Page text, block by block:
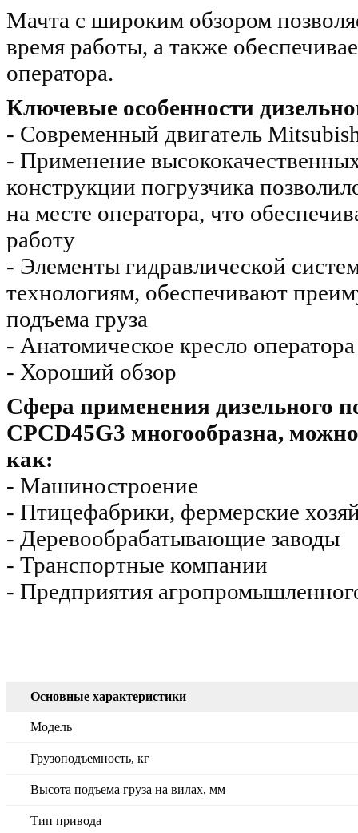
Мачта с широким обзором
время работы, а также
оператора.
Ключевые особенности
- Современный двигатель
- Применение
конструкции погрузчика
на месте оператора, что
работу
- Элементы гидравлической
технологиям, обеспечивают
подъема груза
- Анатомическое кресло
- Хороший обзор
Сфера применения дизельного
CPCD45G3 многообразна,
как:
- Машиностроение
- Птицефабрики, фермерские
- Деревообрабатывающие заводы
- Транспортные компании
- Предприятия
Основные характеристики
Модель
Грузоподъемность, кг
Высота подъема груза на вилах, мм
Тип привода